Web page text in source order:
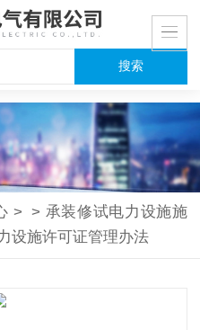
> > 承装修试电力设施施
设施许可证管理办法